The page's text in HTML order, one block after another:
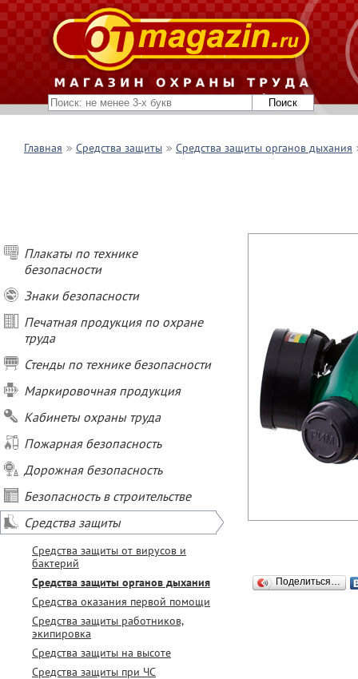
Главная Средства защиты Средства защиты органов дыхания
Плакаты по технике
безопасности
Знаки безопасности
Печатная продукция по охране
труда
Стенды по технике безопасности
Маркировочная продукция
Кабинеты охраны труда
Пожарная безопасность
Дорожная безопасность
Безопасность в строительстве
Средства защиты
Средства защиты от вирусов и
бактерий
Средства защиты органов дыхания
Средства оказания первой помощи
Средства защиты работников,
экипировка
Средства защиты на высоте
Средства защиты при ЧС
Поделиться…